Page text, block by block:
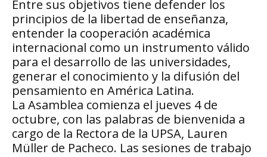
Entre sus objetivos tiene defender los
principios de la libertad de enseñanza,
entender la cooperación académica
internacional como un instrumento válido
para el desarrollo de las universidades,
generar el conocimiento y la difusión del
pensamiento en América Latina.
La Asamblea comienza el jueves 4 de
octubre, con las palabras de bienvenida a
cargo de la Rectora de la UPSA, Lauren
Müller de Pacheco. Las sesiones de trabajo